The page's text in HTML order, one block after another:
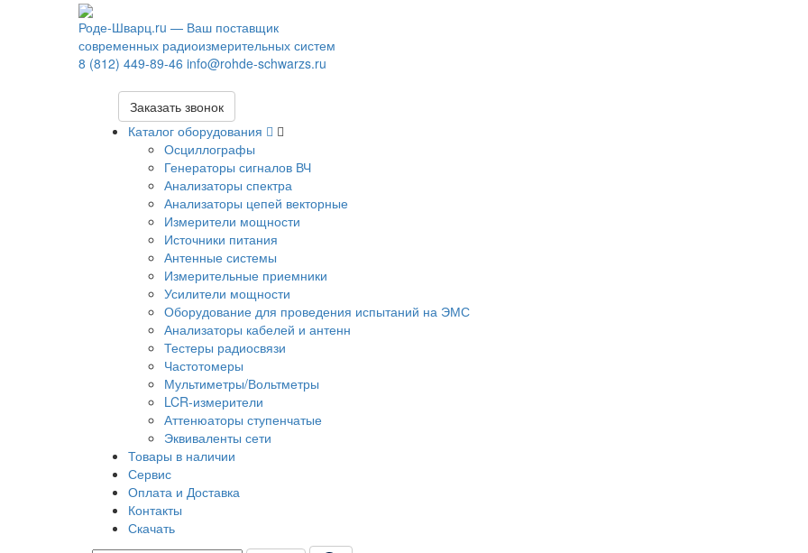
Роде-Шварц.ru — Ваш поставщик
современных радиоизмерительных систем
8 (812) 449-89-46 info@rohde-schwarzs.ru
Заказать звонок
Каталог оборудования
Осциллографы
Генераторы сигналов ВЧ
Анализаторы спектра
Анализаторы цепей векторные
Измерители мощности
Источники питания
Антенные системы
Измерительные приемники
Усилители мощности
Оборудование для проведения испытаний на ЭМС
Анализаторы кабелей и антенн
Тестеры радиосвязи
Частотомеры
Мультиметры/Вольтметры
LCR-измерители
Аттенюаторы ступенчатые
Эквиваленты сети
Товары в наличии
Сервис
Оплата и Доставка
Контакты
Скачать